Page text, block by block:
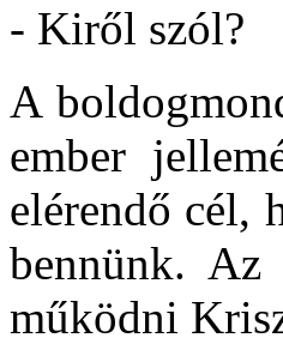
- Kiről szól?
A
ember
elérendő cél,
bennünk. Az
működni